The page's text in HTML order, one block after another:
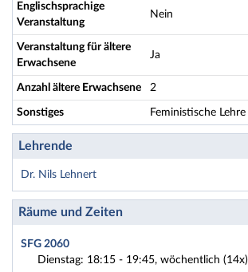
Englischsprachige
Veranstaltung
Nein
Veranstaltung für ältere
Erwachsene
Ja
Anzahl ältere Erwachsene 2
Sonstiges Feministische Lehre
Lehrende
Dr. Nils Lehnert
Räume und Zeiten
SFG 2060
Dienstag: 18:15 - 19:45, wöchentlich (14x)